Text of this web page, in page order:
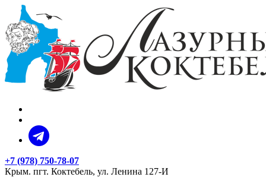
+7 (978) 750-78-07
Крым. пгт. Коктебель, ул. Ленина 127-И